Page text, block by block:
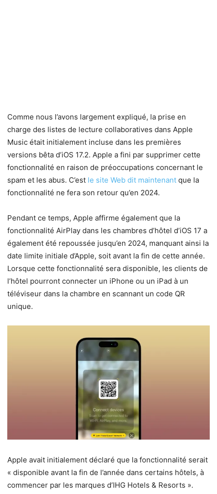
Comme nous l’avons largement expliqué, la prise en
charge des listes de lecture collaboratives dans Apple
Music était initialement incluse dans les premières
versions bêta d’iOS 17.2. Apple a fini par supprimer cette
fonctionnalité en raison de préoccupations concernant le
spam et les abus. C’est le site Web dit maintenant que la
fonctionnalité ne fera son retour qu’en 2024.
Pendant ce temps, Apple affirme également que la
fonctionnalité AirPlay dans les chambres d’hôtel d’iOS 17 a
également été repoussée jusqu’en 2024, manquant ainsi la
date limite initiale d’Apple, soit avant la fin de cette année.
Lorsque cette fonctionnalité sera disponible, les clients de
l’hôtel pourront connecter un iPhone ou un iPad à un
téléviseur dans la chambre en scannant un code QR
unique.
Apple avait initialement déclaré que la fonctionnalité serait
« disponible avant la fin de l’année dans certains hôtels, à
commencer par les marques d’IHG Hotels & Resorts ».